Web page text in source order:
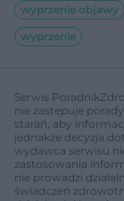
wyprzenie objawy
wyprzenie
Serwis
nie zastępuje
starań, aby
jednakże decyzja
wydawca serwisu
zastosowania
nie prowadzi
świadczeń